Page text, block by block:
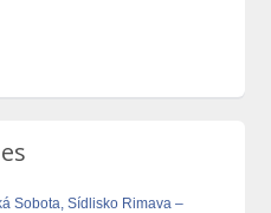
Sobota, Sídlisko Rimava –